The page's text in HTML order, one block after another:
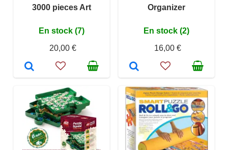
3000 pieces Art
En stock (7)
20,00 €
Organizer
En stock (2)
16,00 €